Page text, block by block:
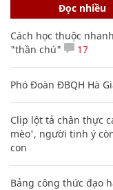
Đọc nhiều
Cách học thuộc
"thần chú"
17
Phó Đoàn ĐBQH Hà
Clip lột tả chân thực
mèo', người tinh ý
con
Bảng công thức đạo